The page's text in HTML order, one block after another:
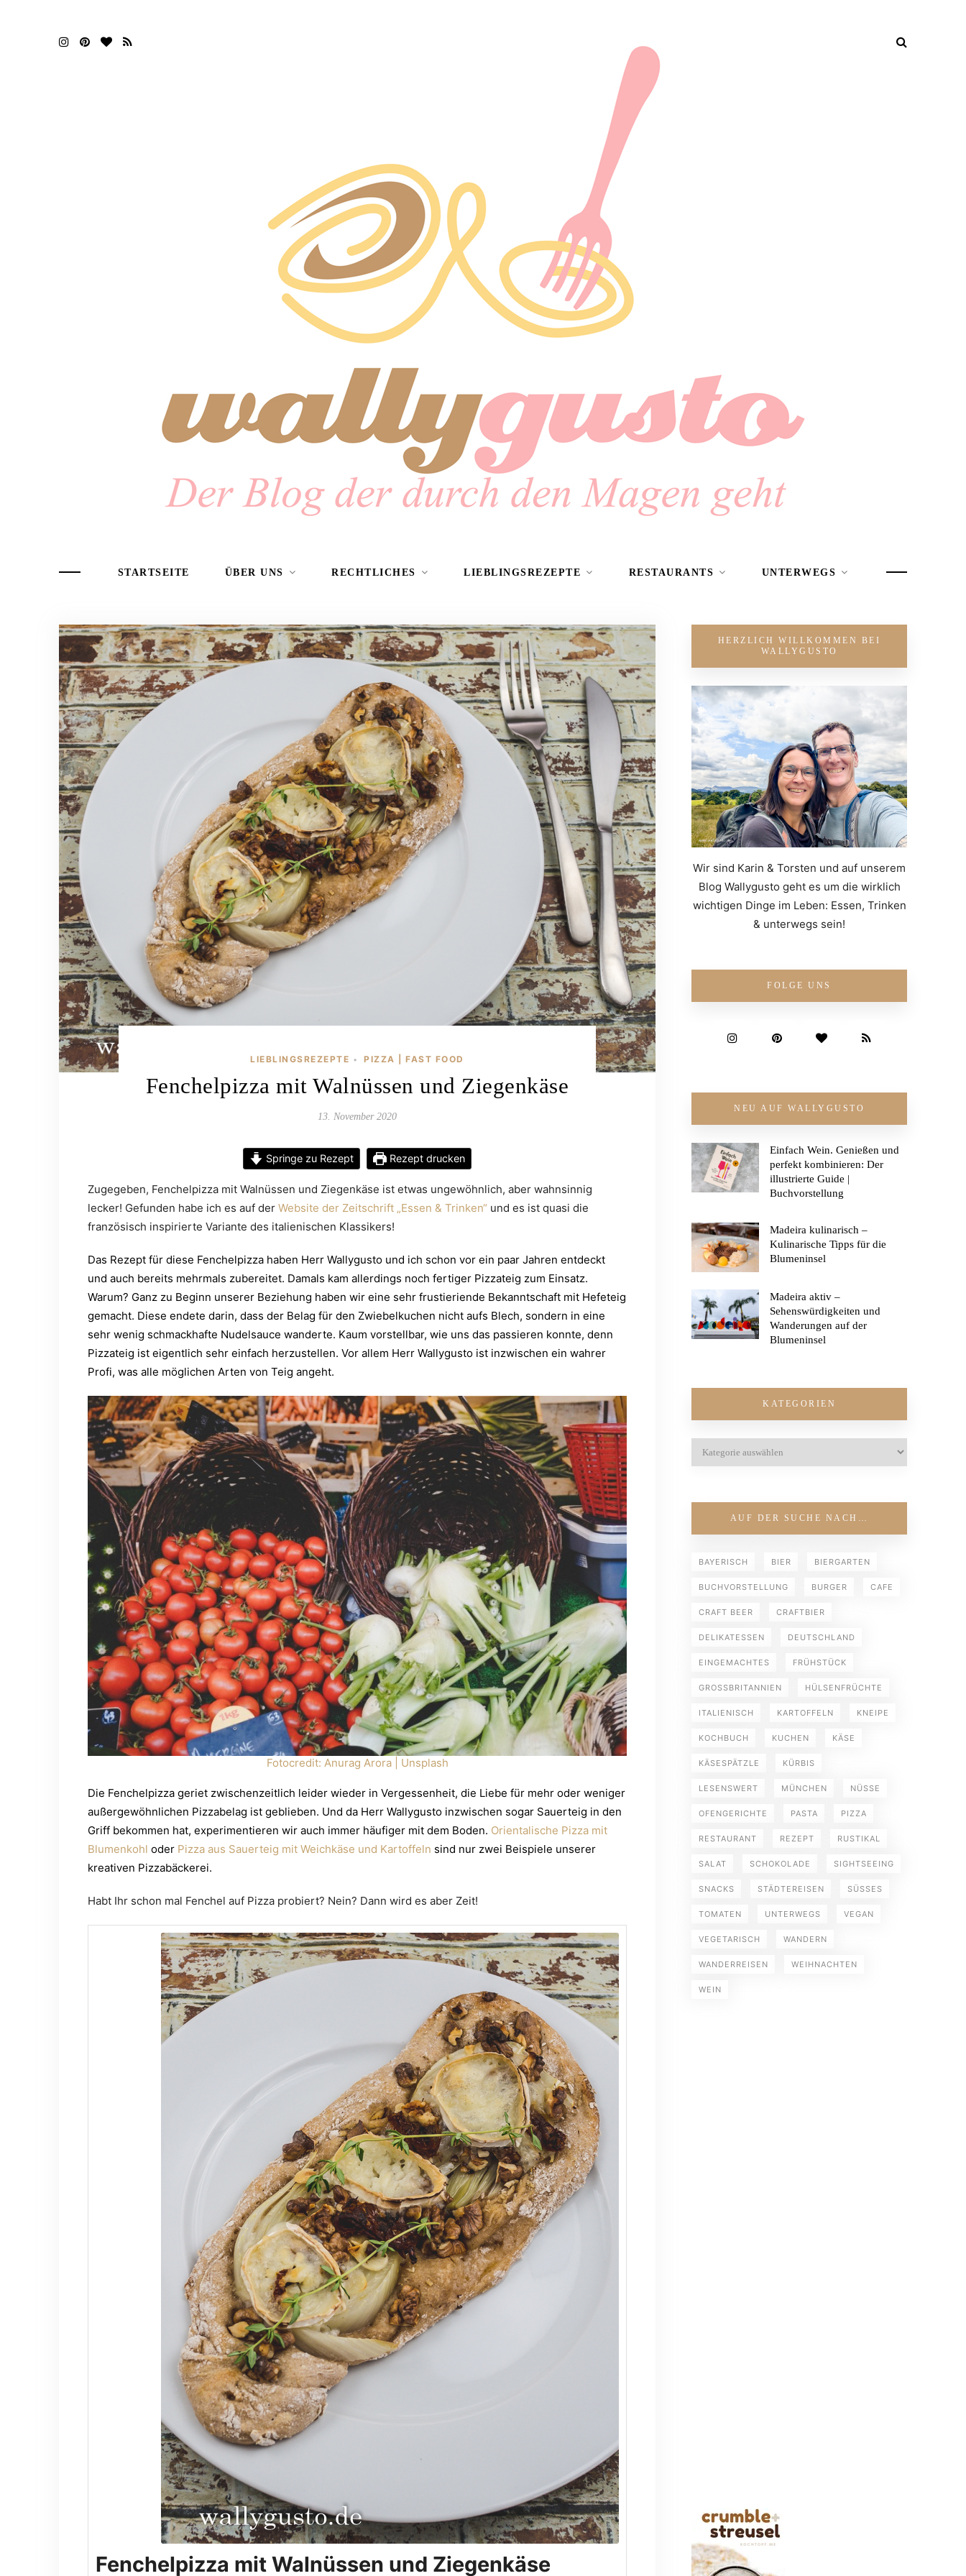
STARTSEITE ÜBER UNS RECHTLICHES LIEBLINGSREZEPTE RESTAURANTS UNTERWEGS
LIEBLINGSREZEPTE • PIZZA | FAST FOOD
Fenchelpizza mit Walnüssen und Ziegenkäse
13. November 2020
Springe zu Rezept Rezept drucken
Zugegeben, Fenchelpizza mit Walnüssen und Ziegenkäse ist etwas ungewöhnlich, aber wahnsinnig
lecker! Gefunden habe ich es auf der Website der Zeitschrift „Essen & Trinken“ und es ist quasi die
französisch inspirierte Variante des italienischen Klassikers!
Das Rezept für diese Fenchelpizza haben Herr Wallygusto und ich schon vor ein paar Jahren entdeckt
und auch bereits mehrmals zubereitet. Damals kam allerdings noch fertiger Pizzateig zum Einsatz.
Warum? Ganz zu Beginn unserer Beziehung haben wir eine sehr frustieriende Bekanntschaft mit Hefeteig
gemacht. Diese endete darin, dass der Belag für den Zwiebelkuchen nicht aufs Blech, sondern in eine
sehr wenig schmackhafte Nudelsauce wanderte. Kaum vorstellbar, wie uns das passieren konnte, denn
Pizzateig ist eigentlich sehr einfach herzustellen. Vor allem Herr Wallygusto ist inzwischen ein wahrer
Profi, was alle möglichen Arten von Teig angeht.
Fotocredit: Anurag Arora | Unsplash
Die Fenchelpizza geriet zwischenzeitlich leider wieder in Vergessenheit, die Liebe für mehr oder weniger
außergewöhnlichen Pizzabelag ist geblieben. Und da Herr Wallygusto inzwischen sogar Sauerteig in den
Griff bekommen hat, experimentieren wir auch immer häufiger mit dem Boden. Orientalische Pizza mit
Blumenkohl oder Pizza aus Sauerteig mit Weichkäse und Kartoffeln sind nur zwei Beispiele unserer
kreativen Pizzabäckerei.
Habt Ihr schon mal Fenchel auf Pizza probiert? Nein? Dann wird es aber Zeit!
Fenchelpizza mit Walnüssen und Ziegenkäse
HERZLICH WILLKOMMEN BEI
WALLYGUSTO
Wir sind Karin & Torsten und auf unserem
Blog Wallygusto geht es um die wirklich
wichtigen Dinge im Leben: Essen, Trinken
& unterwegs sein!
FOLGE UNS
NEU AUF WALLYGUSTO
Einfach Wein. Genießen und
perfekt kombinieren: Der
illustrierte Guide |
Buchvorstellung
Madeira kulinarisch –
Kulinarische Tipps für die
Blumeninsel
Madeira aktiv –
Sehenswürdigkeiten und
Wanderungen auf der
Blumeninsel
KATEGORIEN
AUF DER SUCHE NACH…
BAYERISCH BIER BIERGARTEN
BUCHVORSTELLUNG BURGER CAFE
CRAFT BEER CRAFTBIER
DELIKATESSEN DEUTSCHLAND
EINGEMACHTES FRÜHSTÜCK
GROSSBRITANNIEN HÜLSENFRÜCHTE
ITALIENISCH KARTOFFELN KNEIPE
KOCHBUCH KUCHEN KÄSE
KÄSESPÄTZLE KÜRBIS
LESENSWERT MÜNCHEN NÜSSE
OFENGERICHTE PASTA PIZZA
RESTAURANT REZEPT RUSTIKAL
SALAT SCHOKOLADE SIGHTSEEING
SNACKS STÄDTEREISEN SÜSSES
TOMATEN UNTERWEGS VEGAN
VEGETARISCH WANDERN
WANDERREISEN WEIHNACHTEN
WEIN